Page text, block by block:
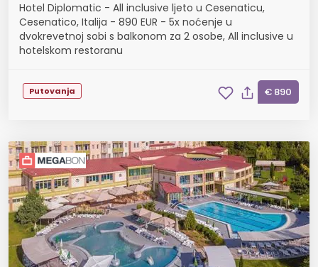
Hotel Diplomatic - All inclusive ljeto u Cesenaticu,
Cesenatico, Italija - 890 EUR - 5x noćenje u
dvokrevetnoj sobi s balkonom za 2 osobe, All inclusive u
hotelskom restoranu
Putovanja € 890